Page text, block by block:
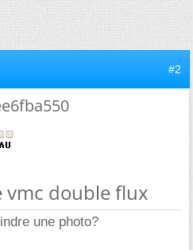
#2
vmc double flux
une photo?